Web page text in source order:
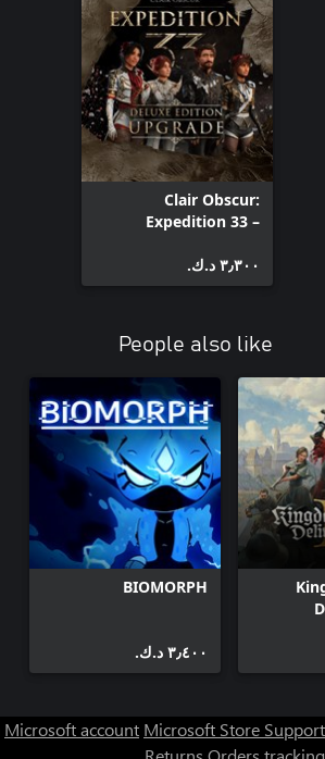
Clair Obscur:
Expedition 33 –
Upgrade
٣٫٣٠٠ د.ك.‏
People also like
BIOMORPH
٣٫٤٠٠ د.ك.‏
Microsoft account Microsoft Store Support